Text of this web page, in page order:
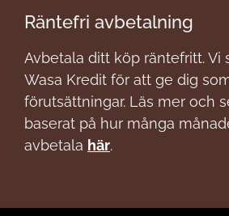
Räntefri avbetalning
Avbetala ditt köp räntefritt. Vi
Wasa Kredit för att ge dig
förutsättningar. Läs mer och
baserat på hur många
avbetala här.